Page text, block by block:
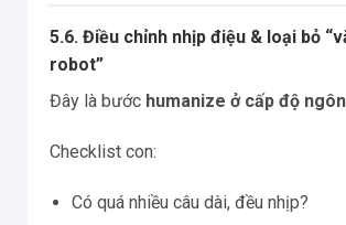
5.6. Điều chỉnh nhịp điệu & loại bỏ
robot”
Đây là bước humanize ở cấp độ
Checklist con:
Có quá nhiều câu dài, đều nhịp?